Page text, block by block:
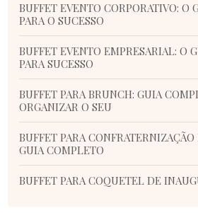
BUFFET EVENTO CORPORATIVO: O GUIA COMPLETO
PARA O SUCESSO
BUFFET EVENTO EMPRESARIAL: O GUIA DEFINITIVO
PARA SUCESSO
BUFFET PARA BRUNCH: GUIA COMPLETO PARA
ORGANIZAR O SEU
BUFFET PARA CONFRATERNIZAÇÃO DE EMPRESAS: O
GUIA COMPLETO
BUFFET PARA COQUETEL DE INAUGURAÇÃO: GUIA